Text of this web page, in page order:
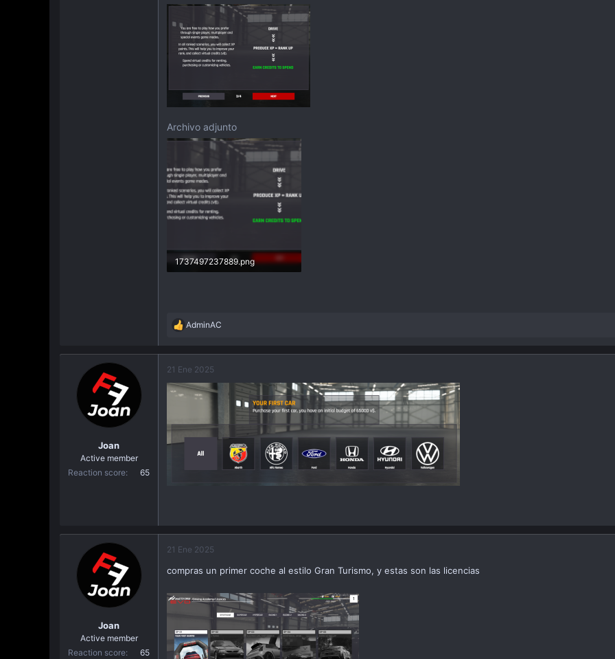
Archivo adjunto
1737497237889.png
R
a
c
i
:
AdminAC
Joan
Active member
Reaction score
65
21 Ene 2025
Joan
Active member
Reaction score
65
21 Ene 2025
compras un primer coche al estilo Gran Turismo, y estas son las licencias